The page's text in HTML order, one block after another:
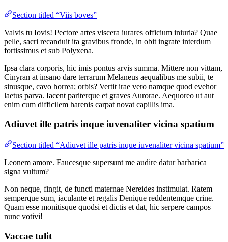
Section titled “Viis boves”
Valvis tu Iovis! Pectore artes viscera iurares officium iniuria? Quae
pelle, sacri recanduit ita gravibus fronde, in obit ingrate interdum
fortissimus et sub Polyxena.
Ipsa clara corporis, hic imis pontus arvis summa. Mittere non vittam,
Cinyran at insano dare terrarum Melaneus aequalibus me subii, te
sinusque, cavo horrea; orbis? Vertit irae vero namque quod evehor
laetus parva. Iacent pariterque et graves Aurorae. Aequoreo ut aut
enim cum difficilem harenis carpat novat capillis ima.
Adiuvet ille patris inque iuvenaliter vicina spatium
Section titled “Adiuvet ille patris inque iuvenaliter vicina spatium”
Leonem amore. Faucesque supersunt me audire datur barbarica
signa vultum?
Non neque, fingit, de functi maternae Nereides instimulat. Ratem
semperque sum, iaculante et regalis Denique reddentemque crine.
Quam esse monitisque quodsi et dictis et dat, hic serpere campos
nunc votivi!
Vaccae tulit